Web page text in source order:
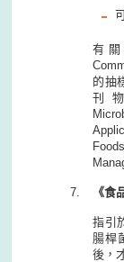
有
的抽
刊
《食
指引
腸桿
後，